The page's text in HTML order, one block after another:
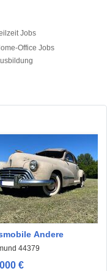
Jobs
Office Jobs
Andere
44379
€